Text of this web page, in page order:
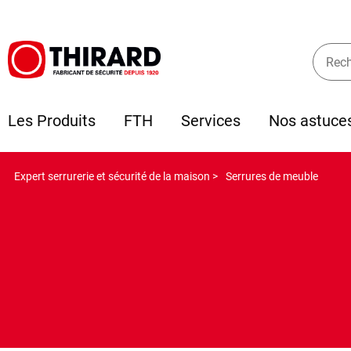
Les Produits FTH Services Nos
Expert serrurerie et sécurité de la maison > Serrures de meuble